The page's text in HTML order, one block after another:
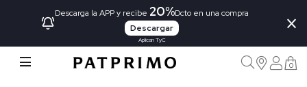
Descarga la APP y recibe 20%Dcto en una compra
Descargar
Aplican TyC
×
0